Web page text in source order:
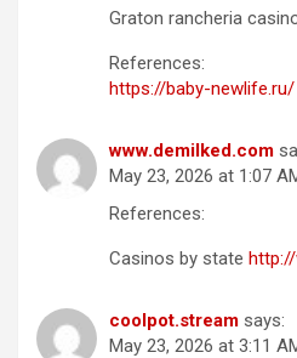
Graton rancheria
References:
https://baby-newlife.ru/
www.demilked.com
May 23, 2026 at 1:07
References:
Casinos by state
coolpot.stream says:
May 23, 2026 at 3:11